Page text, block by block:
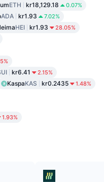
ETH kr18,129.18 0.07%
ADA kr1.93 7.02%
HEI kr1.93 28.05%
kr6.41 2.15%
KaspaKAS kr0.2435 1.48%
1.93%